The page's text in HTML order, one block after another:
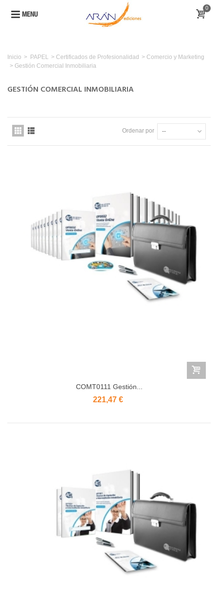
MENU
0
Inicio > PAPEL > Certificados de Profesionalidad > Comercio y Marketing
> Gestión Comercial Inmobiliaria
GESTIÓN COMERCIAL INMOBILIARIA
Ordenar por --
COMT0111 Gestión...
221,47 €